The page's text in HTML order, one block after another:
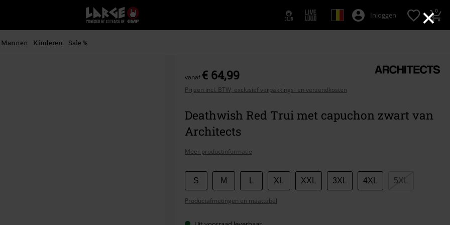
×
Large
–
Muziek-,
Inloggen 0
Mannen Kinderen
Sale %
vanaf€ 64,99
Prijzen incl. BTW, exclusief verpakkings- en verzendkosten
Deathwish Red Trui met capuchon zwart van
Architects
Meer productinformatie
Kies
je
maat
S M XL XXL 3XL 4XL 5XL
Productafmetingen en maattabel